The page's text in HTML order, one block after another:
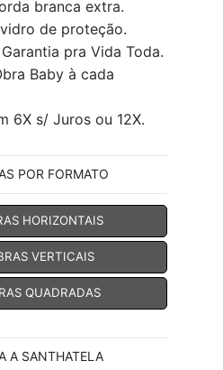
branca extra.
de proteção.
pra Vida Toda.
Baby à cada
6X s/ Juros ou 12X.
POR FORMATO
HORIZONTAIS
VERTICAIS
QUADRADAS
A SANTHATELA